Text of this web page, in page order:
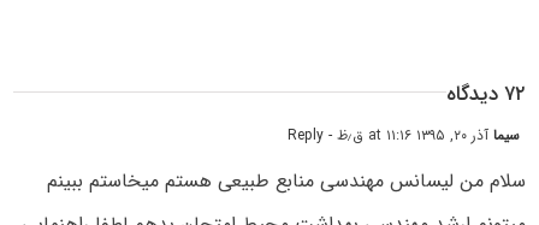
۷۲ دیدگاه
سیماآذر ۲۰, ۱۳۹۵ at ۱۱:۱۶ ق٫ظ - Reply
سلام من لیسانس مهندسی منابع طبیعی هستم میخاستم ببینم